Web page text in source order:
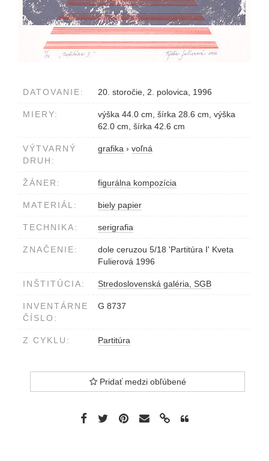
DATOVANIE: 20. storočie, 2. polovica, 1996
MIERY:
výška 44.0 cm, šírka 28.6 cm, výška
62.0 cm, šírka 42.6 cm
VÝTVARNÝ
DRUH:
grafika › voľná
ŽÁNER: figurálna kompozícia
MATERIÁL: biely papier
TECHNIKA: serigrafia
ZNAČENIE:
dole ceruzou 5/18 'Partitúra I' Kveta
Fulierová 1996
INŠTITÚCIA: Stredoslovenská galéria, SGB
INVENTÁRNE
ČÍSLO:
G 8737
Z CYKLU: Partitúra
Pridať medzi obľúbené